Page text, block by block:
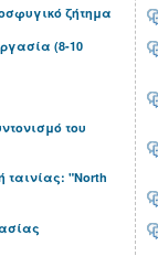
ζήτημα
(8-10
του
ταινίας: "North